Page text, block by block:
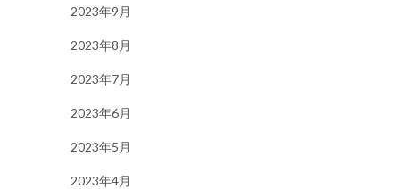
2023年9月
2023年8月
2023年7月
2023年6月
2023年5月
2023年4月